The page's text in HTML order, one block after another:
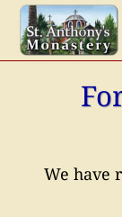
Skip
content
We have